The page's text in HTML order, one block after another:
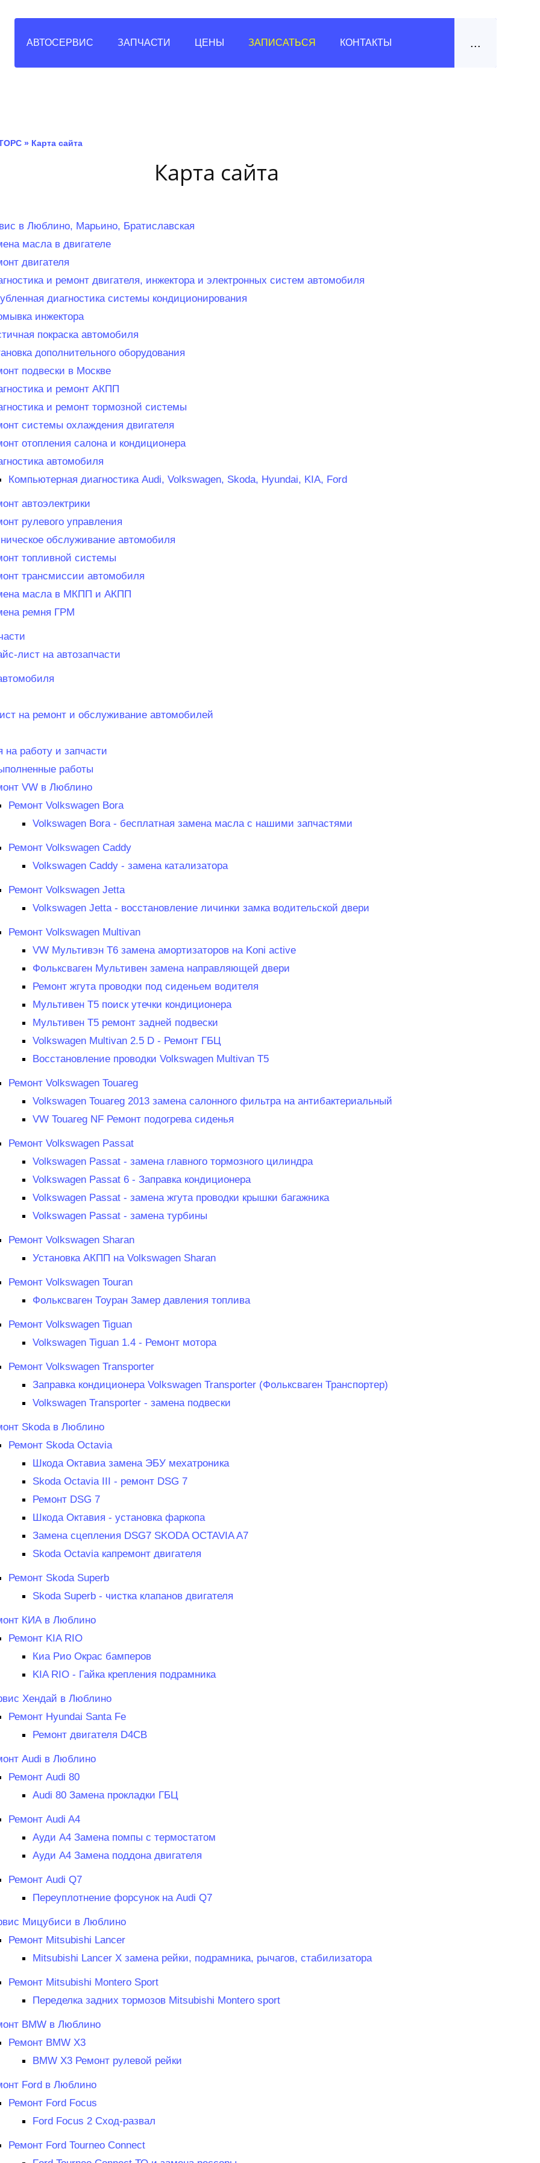
АВТОСЕРВИС ЗАПЧАСТИ ЦЕНЫ ЗАПИСАТЬСЯ КОНТАКТЫ ...
» Карта сайта
Карта сайта
в Люблино, Марьино, Братиславская
масла в двигателе
двигателя
и ремонт двигателя, инжектора и электронных систем автомобиля
диагностика системы кондиционирования
инжектора
покраска автомобиля
дополнительного оборудования
подвески в Москве
и ремонт АКПП
и ремонт тормозной системы
системы охлаждения двигателя
отопления салона и кондиционера
автомобиля
Компьютерная диагностика Audi, Volkswagen, Skoda, Hyundai, KIA, Ford
автоэлектрики
рулевого управления
обслуживание автомобиля
топливной системы
трансмиссии автомобиля
масла в МКПП и АКПП
ремня ГРМ
лист на автозапчасти
на ремонт и обслуживание автомобилей
на работу и запчасти
работы
VW в Люблино
Ремонт Volkswagen Bora
Volkswagen Bora - бесплатная замена масла с нашими запчастями
Ремонт Volkswagen Caddy
Volkswagen Caddy - замена катализатора
Ремонт Volkswagen Jetta
Volkswagen Jetta - восстановление личинки замка водительской двери
Ремонт Volkswagen Multivan
VW Мультивэн Т6 замена амортизаторов на Koni active
Фольксваген Мультивен замена направляющей двери
Ремонт жгута проводки под сиденьем водителя
Мультивен Т5 поиск утечки кондиционера
Мультивен Т5 ремонт задней подвески
Volkswagen Multivan 2.5 D - Ремонт ГБЦ
Восстановление проводки Volkswagen Multivan T5
Ремонт Volkswagen Touareg
Volkswagen Touareg 2013 замена салонного фильтра на антибактериальный
VW Touareg NF Ремонт подогрева сиденья
Ремонт Volkswagen Passat
Volkswagen Passat - замена главного тормозного цилиндра
Volkswagen Passat 6 - Заправка кондиционера
Volkswagen Passat - замена жгута проводки крышки багажника
Volkswagen Passat - замена турбины
Ремонт Volkswagen Sharan
Установка АКПП на Volkswagen Sharan
Ремонт Volkswagen Touran
Фольксваген Тоуран Замер давления топлива
Ремонт Volkswagen Tiguan
Volkswagen Tiguan 1.4 - Ремонт мотора
Ремонт Volkswagen Transporter
Заправка кондиционера Volkswagen Transporter (Фольксваген Транспортер)
Volkswagen Transporter - замена подвески
Skoda в Люблино
Ремонт Skoda Octavia
Шкода Октавиа замена ЭБУ мехатроника
Skoda Octavia III - ремонт DSG 7
Ремонт DSG 7
Шкода Октавия - установка фаркопа
Замена сцепления DSG7 SKODA OCTAVIA A7
Skoda Octavia капремонт двигателя
Ремонт Skoda Superb
Skoda Superb - чистка клапанов двигателя
КИА в Люблино
Ремонт KIA RIO
Киа Рио Окрас бамперов
KIA RIO - Гайка крепления подрамника
Хендай в Люблино
Ремонт Hyundai Santa Fe
Ремонт двигателя D4CB
Audi в Люблино
Ремонт Audi 80
Audi 80 Замена прокладки ГБЦ
Ремонт Audi A4
Ауди А4 Замена помпы с термостатом
Ауди А4 Замена поддона двигателя
Ремонт Audi Q7
Переуплотнение форсунок на Audi Q7
Мицубиси в Люблино
Ремонт Mitsubishi Lancer
Mitsubishi Lancer X замена рейки, подрамника, рычагов, стабилизатора
Ремонт Mitsubishi Montero Sport
Переделка задних тормозов Mitsubishi Montero sport
BMW в Люблино
Ремонт BMW X3
BMW X3 Ремонт рулевой рейки
Ford в Люблино
Ремонт Ford Focus
Ford Focus 2 Сход-развал
Ремонт Ford Tourneo Connect